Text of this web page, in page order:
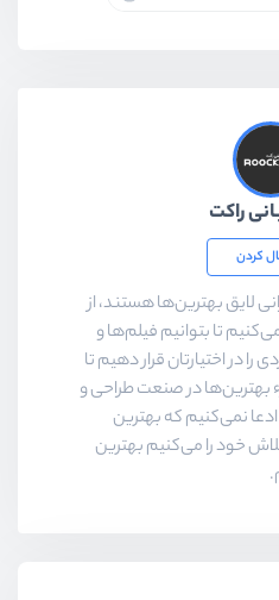
راکت
کردن
لایق بهترین‌ها هستند، از
تا بتوانیم فیلم‌ها و
را در اختیارتان قرار دهیم تا
بهترین‌ها در صنعت طراحی و
نمی‌کنیم که بهترین
خود را می‌کنیم بهترین